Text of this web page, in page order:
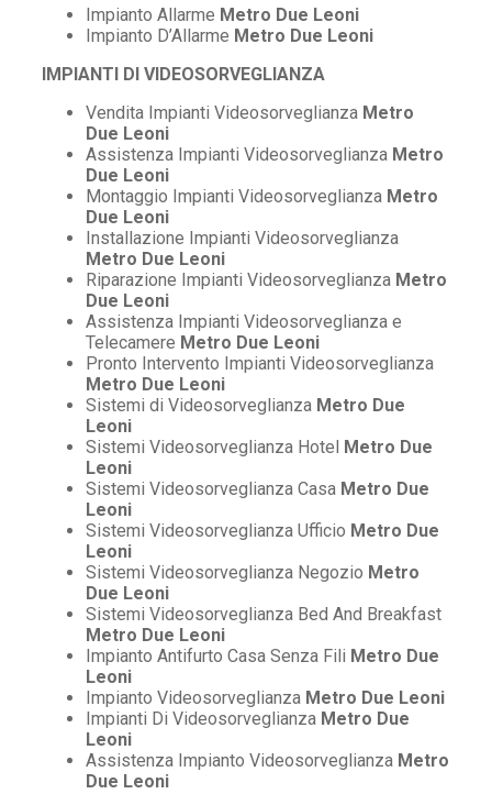
Impianto Allarme Metro Due Leoni
Impianto D’Allarme Metro Due Leoni
IMPIANTI DI VIDEOSORVEGLIANZA
Vendita Impianti Videosorveglianza Metro
Due Leoni
Assistenza Impianti Videosorveglianza Metro
Due Leoni
Montaggio Impianti Videosorveglianza Metro
Due Leoni
Installazione Impianti Videosorveglianza
Metro Due Leoni
Riparazione Impianti Videosorveglianza Metro
Due Leoni
Assistenza Impianti Videosorveglianza e
Telecamere Metro Due Leoni
Pronto Intervento Impianti Videosorveglianza
Metro Due Leoni
Sistemi di Videosorveglianza Metro Due
Leoni
Sistemi Videosorveglianza Hotel
Metro Due
Leoni
Sistemi Videosorveglianza Casa Metro Due
Leoni
Sistemi Videosorveglianza Ufficio Metro Due
Leoni
Sistemi Videosorveglianza Negozio Metro
Due Leoni
Sistemi Videosorveglianza Bed And Breakfast
Metro Due Leoni
Impianto Antifurto Casa Senza Fili Metro Due
Leoni
Impianto Videosorveglianza Metro Due Leoni
Impianti Di Videosorveglianza Metro Due
Leoni
Assistenza Impianto Videosorveglianza Metro
Due Leoni